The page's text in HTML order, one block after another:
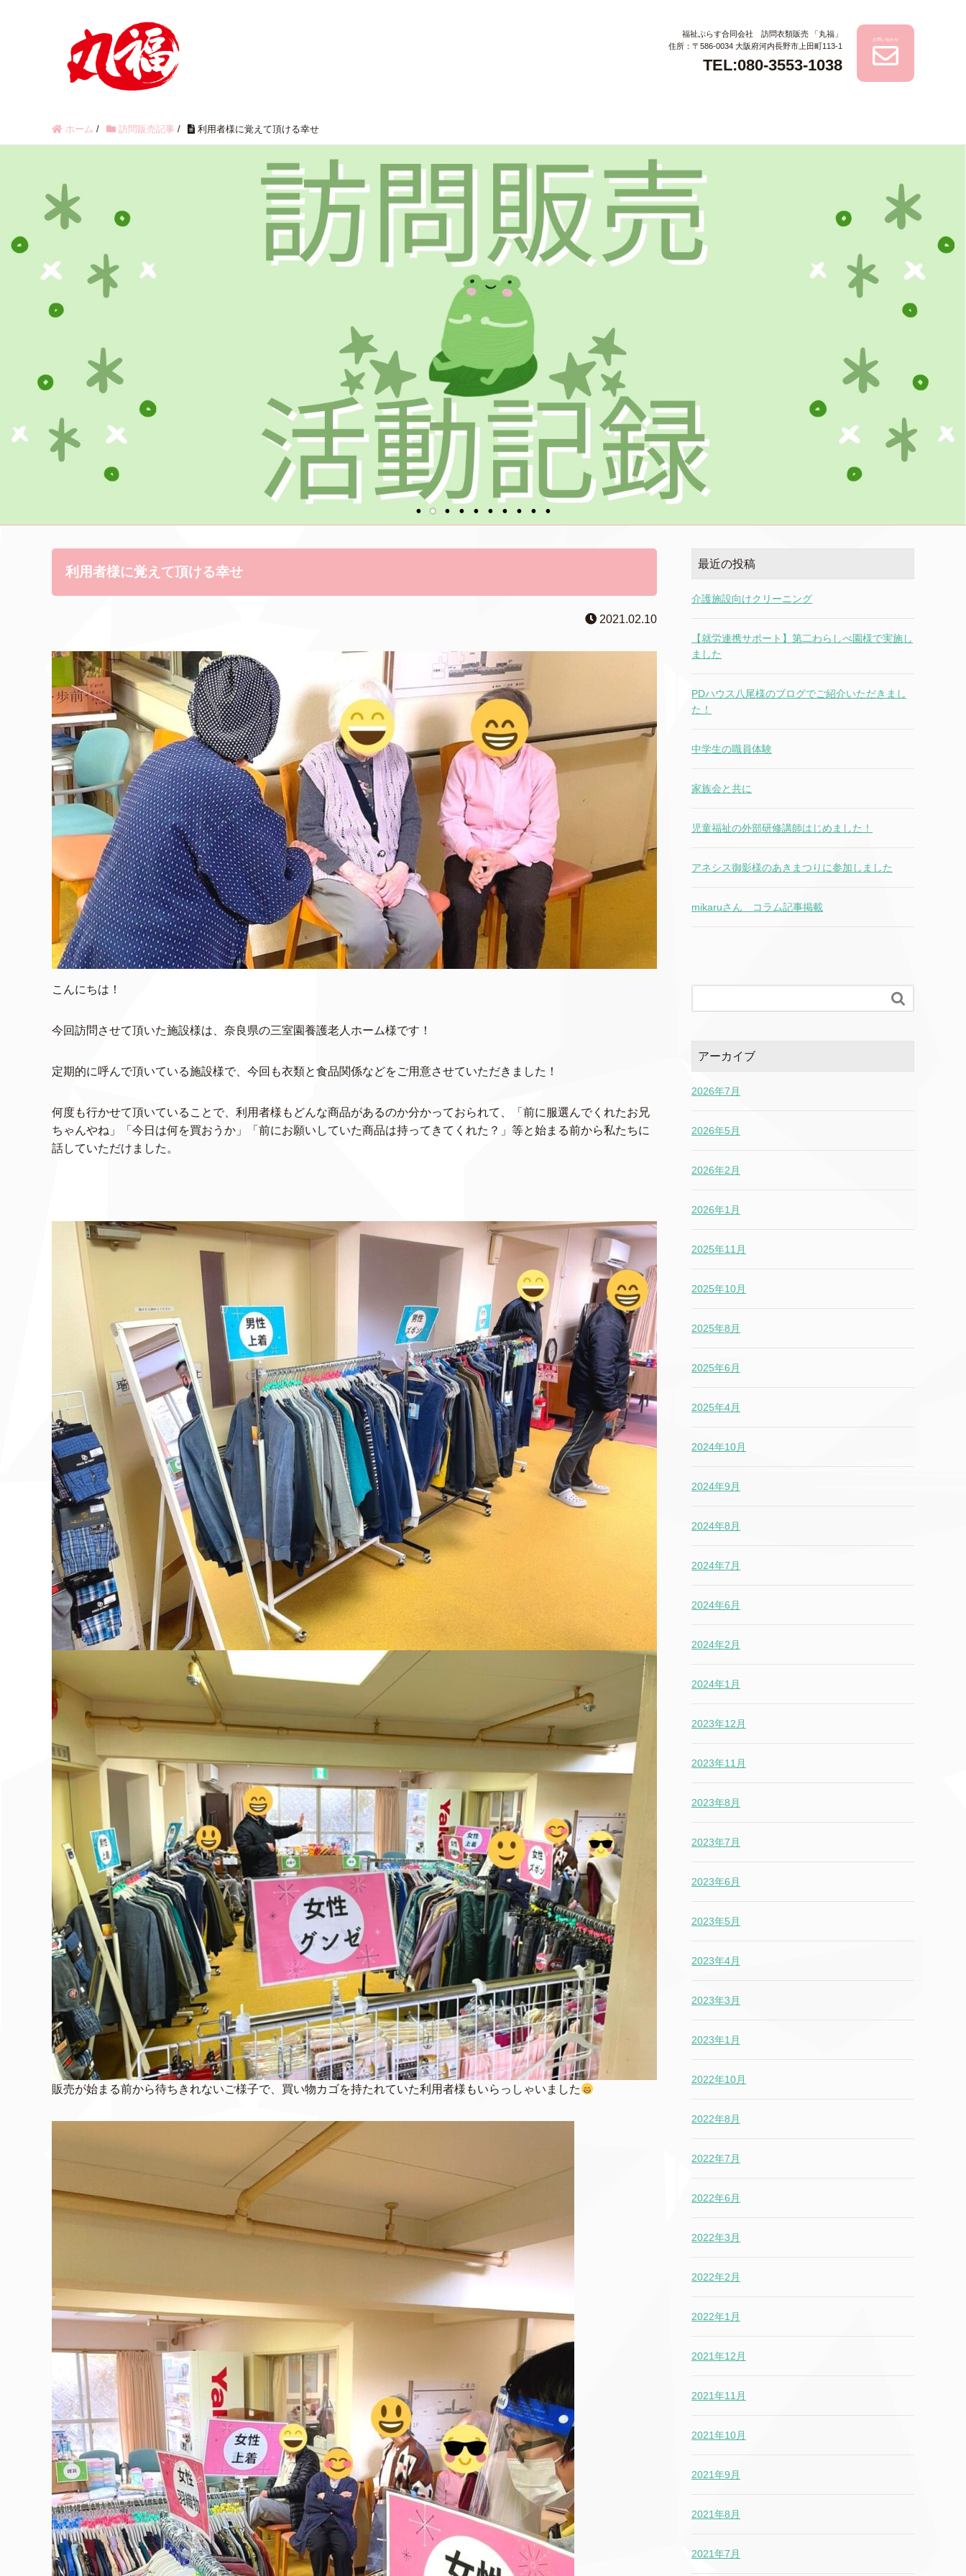
福祉ぷらす合同会社 訪問衣類販売 「丸福」
住所：〒586-0034 大阪府河内長野市上田町113-1
TEL:080-3553-1038
お問い合わせ
ホーム / 訪問販売記事 / 利用者様に覚えて頂ける幸せ
利用者様に覚えて頂ける幸せ
2021.02.10
こんにちは！
今回訪問させて頂いた施設様は、奈良県の三室園養護老人ホーム様です！
定期的に呼んで頂いている施設様で、今回も衣類と食品関係などをご用意させていただきました！
何度も行かせて頂いていることで、利用者様もどんな商品があるのか分かっておられて、「前に服選んでくれたお兄
ちゃんやね」「今日は何を買おうか」「前にお願いしていた商品は持ってきてくれた？」等と始まる前から私たちに
話していただけました。
販売が始まる前から待ちきれないご様子で、買い物カゴを持たれていた利用者様もいらっしゃいました
最近の投稿
介護施設向けクリーニング
【就労連携サポート】第二わらしべ園様で実施し
ました
PDハウス八尾様のブログでご紹介いただきまし
た！
中学生の職員体験
家族会と共に
児童福祉の外部研修講師はじめました！
アネシス御影様のあきまつりに参加しました
mikaruさん コラム記事掲載

アーカイブ
2026年7月
2026年5月
2026年2月
2026年1月
2025年11月
2025年10月
2025年8月
2025年6月
2025年4月
2024年10月
2024年9月
2024年8月
2024年7月
2024年6月
2024年2月
2024年1月
2023年12月
2023年11月
2023年8月
2023年7月
2023年6月
2023年5月
2023年4月
2023年3月
2023年1月
2022年10月
2022年8月
2022年7月
2022年6月
2022年3月
2022年2月
2022年1月
2021年12月
2021年11月
2021年10月
2021年9月
2021年8月
2021年7月